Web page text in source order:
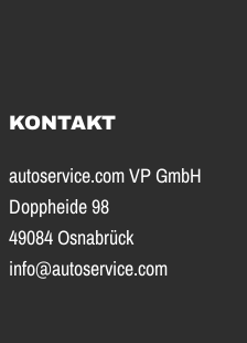
KONTAKT
autoservice.com VP GmbH
Doppheide 98
49084 Osnabrück
info@autoservice.com